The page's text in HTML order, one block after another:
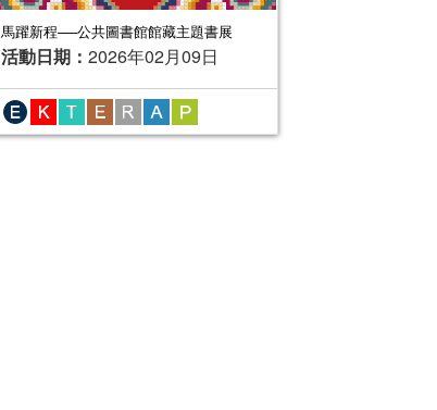
馬躍新程──公共圖書館館藏主題書展
活動日期： 2026年02月09日